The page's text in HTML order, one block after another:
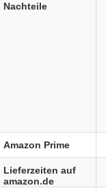
Nachteile
Amazon Prime
Lieferzeiten auf
amazon.de